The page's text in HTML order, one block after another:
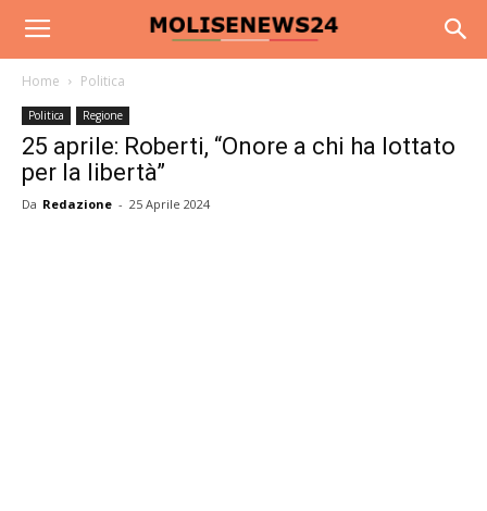
Home Politica
Politica Regione
25 aprile: Roberti, “Onore a chi ha lottato
per la libertà”
Da Redazione - 25 Aprile 2024